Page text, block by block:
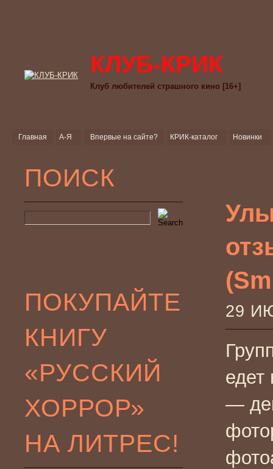
КЛУБ-КРИК
Клуб любителей страшного кино [16+]
Главная А-Я Впервые на сайте? КРИК-каталог Новинки
ПОИСК
ПОКУПАЙТЕ
КНИГУ
«РУССКИЙ
ХОРРОР»
НА ЛИТРЕС!
29
едет
—